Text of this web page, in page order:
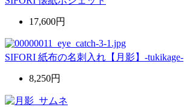
17,600円
SIFORI 紙布の名刺入れ【月影】-tukikage-
8,250円